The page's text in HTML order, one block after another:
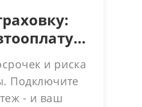
к
и риска
Подключите
- и ваш